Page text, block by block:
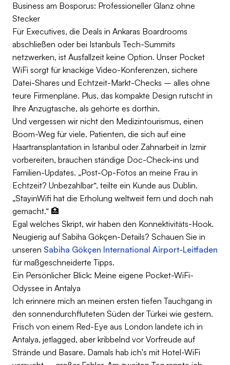
Business am Bosporus: Professioneller Glanz ohne
Stecker
Für Executives, die Deals in Ankaras Boardrooms
abschließen oder bei Istanbuls Tech-Summits
netzwerken, ist Ausfallzeit keine Option. Unser Pocket
WiFi sorgt für knackige Video-Konferenzen, sichere
Datei-Shares und Echtzeit-Markt-Checks – alles ohne
teure Firmenpläne. Plus, das kompakte Design rutscht in
Ihre Anzugtasche, als gehörte es dorthin.
Und vergessen wir nicht den Medizintourismus, einen
Boom-Weg für viele. Patienten, die sich auf eine
Haartransplantation in Istanbul oder Zahnarbeit in Izmir
vorbereiten, brauchen ständige Doc-Check-ins und
Familien-Updates. „Post-Op-Fotos an meine Frau in
Echtzeit? Unbezahlbar“, teilte ein Kunde aus Dublin.
„StayinWifi hat die Erholung weltweit fern und doch nah
gemacht.“ 🏥
Egal welches Skript, wir haben den Konnektivitäts-Hook.
Neugierig auf Sabiha Gökçen-Details? Schauen Sie in
unseren Sabiha Gökçen International Airport-Leitfaden
für maßgeschneiderte Tipps.
Ein Persönlicher Blick: Meine eigene Pocket-WiFi-
Odyssee in Antalya
Ich erinnere mich an meinen ersten tiefen Tauchgang in
den sonnendurchfluteten Süden der Türkei wie gestern.
Frisch von einem Red-Eye aus London landete ich in
Antalya, jetlagged, aber kribbelnd vor Vorfreude auf
Strände und Basare. Damals hab ich's mit Hotel-WiFi